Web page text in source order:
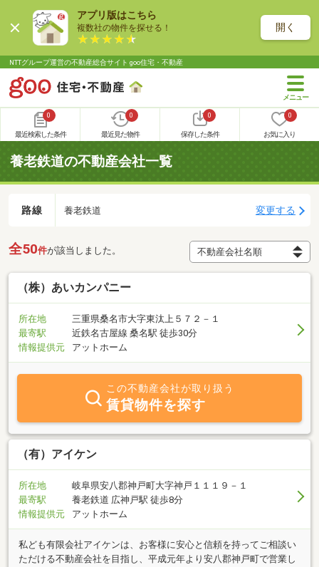
アプリ版はこちら
複数社の物件を探せる！ 開く
NTTグループ運営の不動産総合サイト goo住宅・不動産
0
最近検索した条件
0
最近見た物件
0
保存した条件
0
お気に入り
養老鉄道の不動産会社一覧
路線 養老鉄道 変更する
全50件が該当しました。
（株）あいカンパニー
所在地
三重県桑名市大字東汰上５７２－１
最寄駅
近鉄名古屋線 桑名駅 徒歩30分
情報提供元
アットホーム
この不動産会社が取り扱う
賃貸物件を探す
（有）アイケン
所在地
岐阜県安八郡神戸町大字神戸１１１９－１
最寄駅
養老鉄道 広神戸駅 徒歩8分
情報提供元
アットホーム
私ども有限会社アイケンは、お客様に安心と信頼を持ってご相談い
ただける不動産会社を目指し、平成元年より安八郡神戸町で営業し